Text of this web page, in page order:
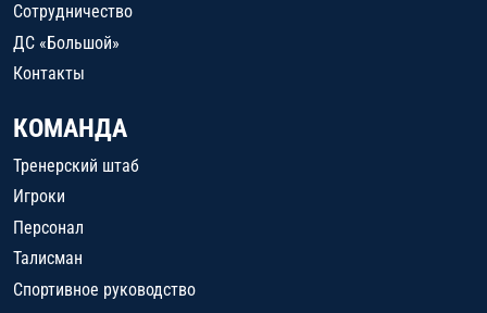
Сотрудничество
ДС «Большой»
Контакты
КОМАНДА
Тренерский штаб
Игроки
Персонал
Талисман
Спортивное руководство